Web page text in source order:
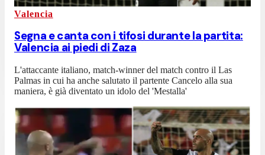
Valencia
Segna e canta con i tifosi durante la partita:
Valencia ai piedi di Zaza
L'attaccante italiano, match-winner del match contro il Las
Palmas in cui ha anche salutato il partente Cancelo alla sua
maniera, è già diventato un idolo del 'Mestalla'